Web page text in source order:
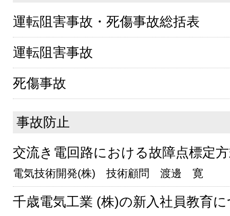
運転阻害事故・死傷事故総括表
運転阻害事故
死傷事故
事故防止
交流き電回路における故障点標定
電気技術開発(株) 技術顧問 渡邊 寛
千歳電気工業 (株)の新入社員教育